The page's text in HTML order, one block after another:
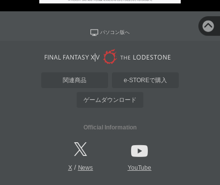
パソコン版へ
関連商品 e-STOREで購入
ゲームダウンロード
Official Information
X/ News YouTube